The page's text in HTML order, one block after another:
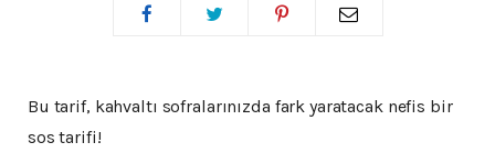
Bu tarif, kahvaltı sofralarınızda fark yaratacak nefis bir
sos tarifi!